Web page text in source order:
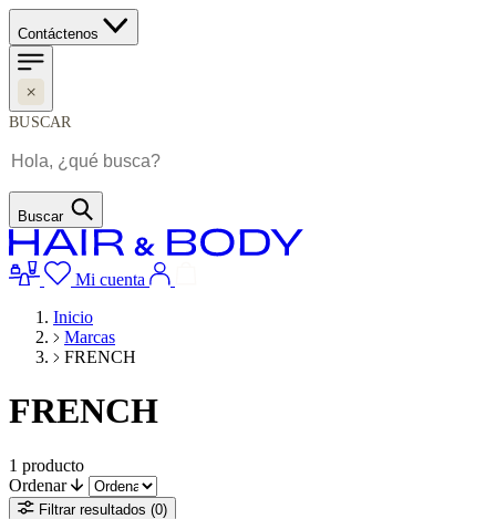
Contáctenos
BUSCAR
Buscar
Mi cuenta
Inicio
Marcas
FRENCH
FRENCH
1 producto
Ordenar
Filtrar resultados (0)